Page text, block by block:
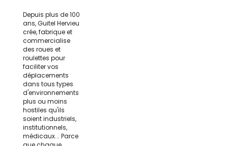
Depuis plus de 100
ans, Guitel Hervieu
crée, fabrique et
commercialise
des roues et
roulettes pour
faciliter vos
déplacements
dans tous types
d'environnements
plus ou moins
hostiles qu'ils
soient industriels,
institutionnels,
médicaux... Parce